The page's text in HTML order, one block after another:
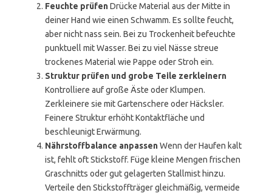
Feuchte prüfenDrücke Material aus der Mitte in
deiner Hand wie einen Schwamm. Es sollte feucht,
aber nicht nass sein. Bei zu Trockenheit befeuchte
punktuell mit Wasser. Bei zu viel Nässe streue
trockenes Material wie Pappe oder Stroh ein.
Struktur prüfen und grobe Teile zerkleinern
Kontrolliere auf große Äste oder Klumpen.
Zerkleinere sie mit Gartenschere oder Häcksler.
Feinere Struktur erhöht Kontaktfläche und
beschleunigt Erwärmung.
Nährstoffbalance anpassenWenn der Haufen kalt
ist, fehlt oft Stickstoff. Füge kleine Mengen frischen
Graschnitts oder gut gelagerten Stallmist hinzu.
Verteile den Stickstoffträger gleichmäßig, vermeide